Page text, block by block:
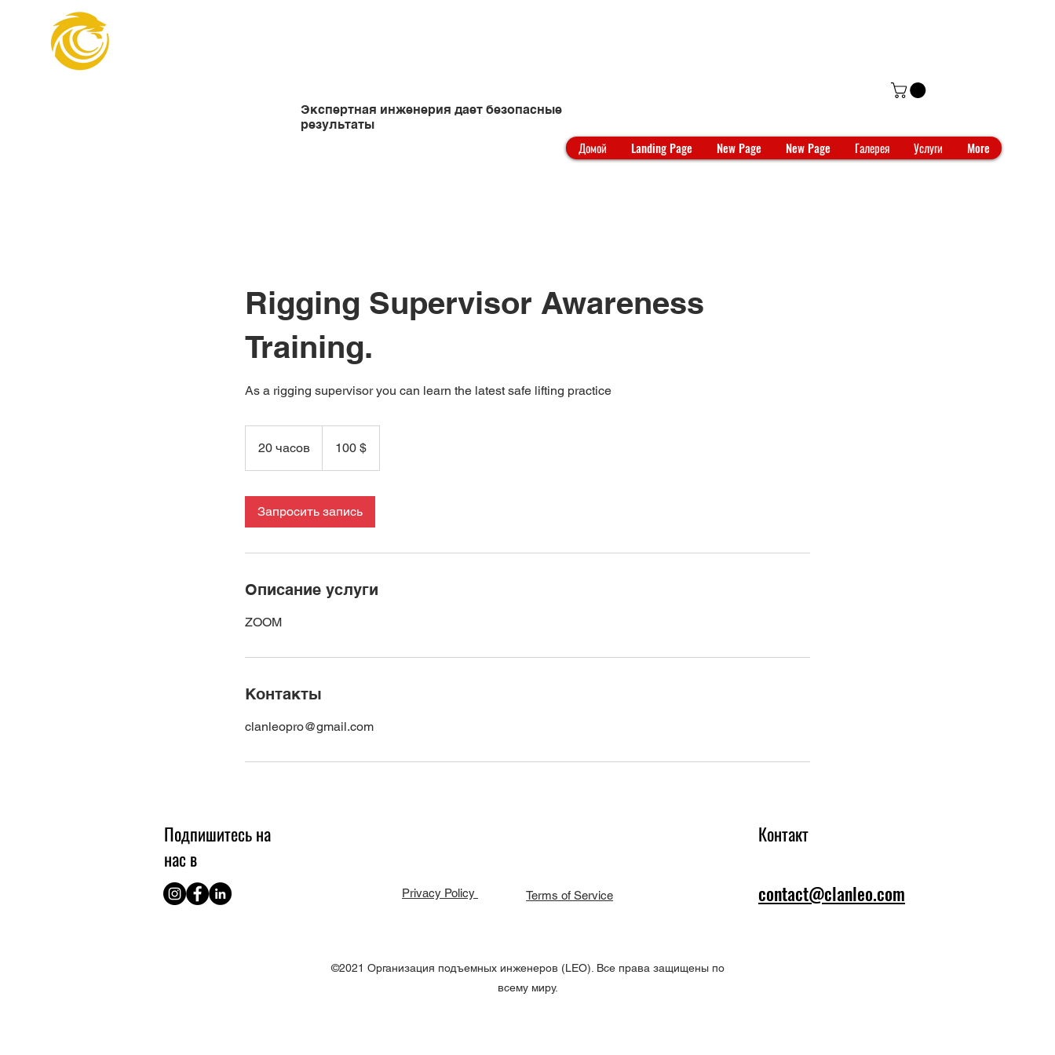
Экспертная инженерия дает безопасные
результаты
Домой Landing Page New Page New Page Галерея Услуги More
Rigging Supervisor Awareness
Training.
As a rigging supervisor you can learn the latest safe lifting practice
20 часов
0
США100 $
Запросить запись
Описание услуги
ZOOM
Контакты
clanleopro@gmail.com
Подпишитесь на
нас в
Privacy Policy Terms of Service
Контакт
contact@clanleo.com
©2021 Организация подъемных инженеров (LEO). Все права защищены по
всему миру.